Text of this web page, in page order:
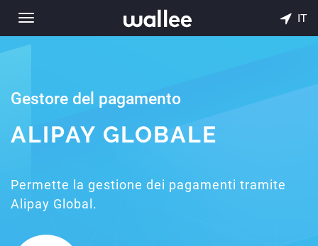
Toggle
navigation
IT
Gestore del pagamento
ALIPAY GLOBALE
Permette la gestione dei pagamenti tramite
Alipay Global.